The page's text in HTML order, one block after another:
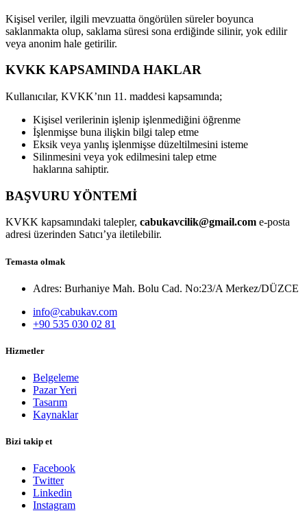
Kişisel veriler, ilgili mevzuatta öngörülen süreler boyunca
saklanmakta olup, saklama süresi sona erdiğinde silinir, yok edilir
veya anonim hale getirilir.
KVKK KAPSAMINDA HAKLAR
Kullanıcılar, KVKK’nın 11. maddesi kapsamında;
Kişisel verilerinin işlenip işlenmediğini öğrenme
İşlenmişse buna ilişkin bilgi talep etme
Eksik veya yanlış işlenmişse düzeltilmesini isteme
Silinmesini veya yok edilmesini talep etme
haklarına sahiptir.
BAŞVURU YÖNTEMİ
KVKK kapsamındaki talepler, cabukavcilik@gmail.com e-posta
adresi üzerinden Satıcı’ya iletilebilir.
Temasta olmak
Adres: Burhaniye Mah. Bolu Cad. No:23/A Merkez/DÜZCE
info@cabukav.com
+90 535 030 02 81
Hizmetler
Belgeleme
Pazar Yeri
Tasarım
Kaynaklar
Bizi takip et
Facebook
Twitter
Linkedin
Instagram